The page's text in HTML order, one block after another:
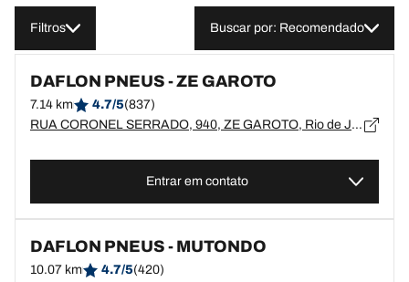
Filtros Buscar por: Recomendado
DAFLON PNEUS - ZE GAROTO
7.14 km 4.7/5(837)
RUA CORONEL SERRADO, 940, ZE GAROTO, Rio de Janeiro, SÃO GONÇALO - 24440-020
Entrar em contato
DAFLON PNEUS - MUTONDO
10.07 km 4.7/5(420)